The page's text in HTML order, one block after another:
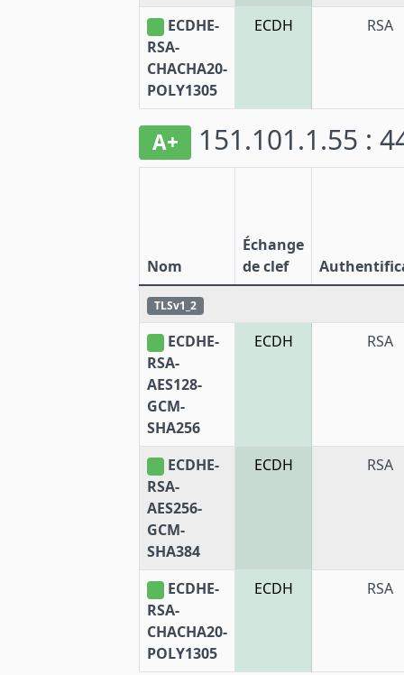
ECDHE-
RSA-
CHACHA20-
POLY1305
ECDH RSA
A+ 151.101.1.55 :
Nom
Échange
de clef
TLSv1_2
ECDHE-
RSA-
AES128-
GCM-
SHA256
ECDH RSA
ECDHE-
RSA-
AES256-
GCM-
SHA384
ECDH RSA
ECDHE-
RSA-
CHACHA20-
POLY1305
ECDH RSA